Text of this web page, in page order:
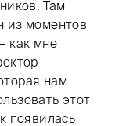
Там
из моментов
как мне
нам
этот
появилась